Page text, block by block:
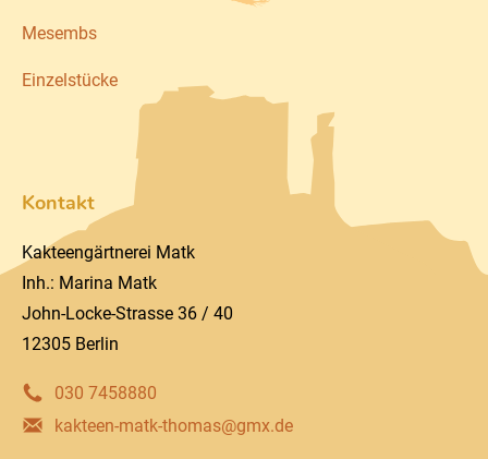
Mesembs
Einzelstücke
Kontakt
Kakteengärtnerei Matk
Inh.: Marina Matk
John-Locke-Strasse 36 / 40
12305 Berlin
030 7458880
kakteen-matk-thomas@gmx.de